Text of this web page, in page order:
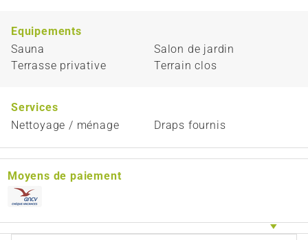
Equipements
Sauna
Terrasse privative
Salon de jardin
Terrain clos
Services
Nettoyage / ménage
Draps fournis
Moyens de paiement